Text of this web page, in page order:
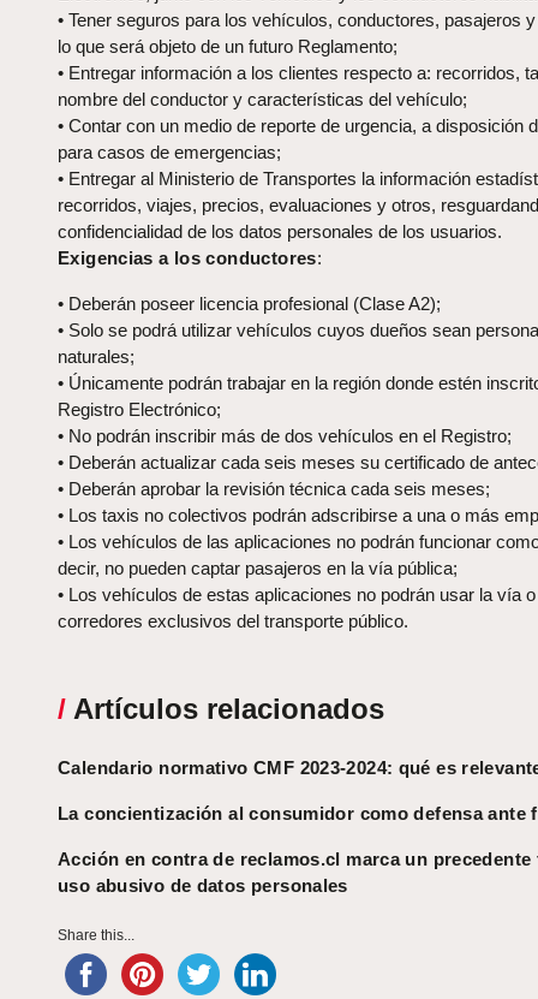
• Tener seguros para los vehículos, conductores, pasajeros
lo que será objeto de un futuro Reglamento;
• Entregar información a los clientes respecto a: recorridos,
nombre del conductor y características del vehículo;
• Contar con un medio de reporte de urgencia, a disposición
para casos de emergencias;
• Entregar al Ministerio de Transportes la información
recorridos, viajes, precios, evaluaciones y otros,
confidencialidad de los datos personales de los usuarios.
Exigencias a los conductores:
• Deberán poseer licencia profesional (Clase A2);
• Solo se podrá utilizar vehículos cuyos dueños sean
naturales;
• Únicamente podrán trabajar en la región donde estén
Registro Electrónico;
• No podrán inscribir más de dos vehículos en el Registro;
• Deberán actualizar cada seis meses su certificado de
• Deberán aprobar la revisión técnica cada seis meses;
• Los taxis no colectivos podrán adscribirse a una o más
• Los vehículos de las aplicaciones no podrán funcionar
decir, no pueden captar pasajeros en la vía pública;
• Los vehículos de estas aplicaciones no podrán usar la vía o
corredores exclusivos del transporte público.
/ Artículos relacionados
Calendario normativo CMF 2023-2024: qué es
La concientización al consumidor como defensa ante
Acción en contra de reclamos.cl marca un precedente
uso abusivo de datos personales
Share this...